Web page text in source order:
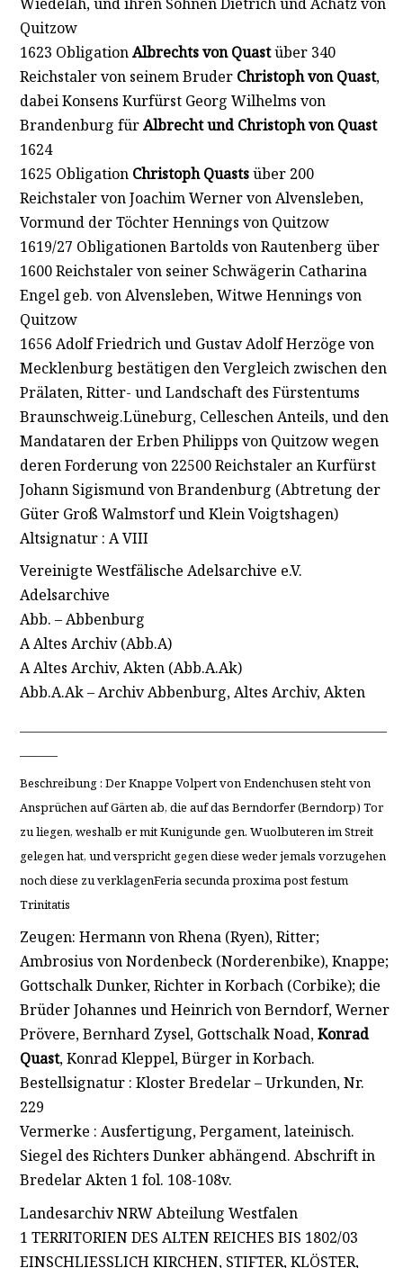
Quitzow
1623 ObligationAlbrechts von Quastüber 340
Reichstaler von seinem BruderChristoph von Quast,
dabei Konsens Kurfürst Georg Wilhelms von
Brandenburg fürAlbrecht und Christoph von Quast
1624
1625 Obligation Christoph Quastsüber 200
Reichstaler von Joachim Werner von Alvensleben,
Vormund der Töchter Hennings von Quitzow
1619/27 Obligationen Bartolds von Rautenberg über
1600 Reichstaler von seiner Schwägerin Catharina
Engel geb. von Alvensleben, Witwe Hennings von
Quitzow
1656 Adolf Friedrich und Gustav Adolf Herzöge von
Mecklenburg bestätigen den Vergleich zwischen den
Prälaten, Ritter- und Landschaft des Fürstentums
Braunschweig.Lüneburg, Celleschen Anteils, und den
Mandataren der Erben Philipps von Quitzow wegen
deren Forderung von 22500 Reichstaler an Kurfürst
Johann Sigismund von Brandenburg (Abtretung der
Güter Groß Walmstorf und Klein Voigtshagen)
Altsignatur : A VIII
Vereinigte Westfälische Adelsarchive e.V.
Adelsarchive
Abb. – Abbenburg
A Altes Archiv (Abb.A)
A Altes Archiv, Akten (Abb.A.Ak)
Abb.A.Ak – Archiv Abbenburg, Altes Archiv, Akten
Beschreibung : Der Knappe Volpert von Endenchusen steht von
Ansprüchen auf Gärten ab, die auf das Berndorfer (Berndorp) Tor
zu liegen, weshalb er mit Kunigunde gen. Wuolbuteren im Streit
gelegen hat, und verspricht gegen diese weder jemals vorzugehen
noch diese zu verklagenFeria secunda proxima post festum
Trinitatis
Zeugen: Hermann von Rhena (Ryen), Ritter;
Ambrosius von Nordenbeck (Norderenbike), Knappe;
Gottschalk Dunker, Richter in Korbach (Corbike); die
Brüder Johannes und Heinrich von Berndorf, Werner
Prövere, Bernhard Zysel, Gottschalk Noad,Konrad
Quast, Konrad Kleppel, Bürger in Korbach.
Bestellsignatur : Kloster Bredelar – Urkunden, Nr.
229
Vermerke : Ausfertigung, Pergament, lateinisch.
Siegel des Richters Dunker abhängend. Abschrift in
Bredelar Akten 1 fol. 108-108v.
Landesarchiv NRW Abteilung Westfalen
1 TERRITORIEN DES ALTEN REICHES BIS 1802/03
EINSCHLIESSLICH KIRCHEN, STIFTER, KLÖSTER,